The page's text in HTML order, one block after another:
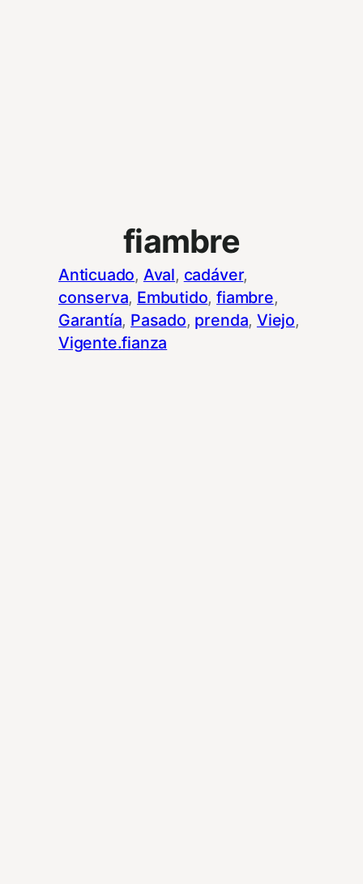
fiambre
Anticuado, Aval, cadáver
conserva, Embutido, fiambre
Garantía, Pasado, prenda, Viejo
Vigente.fianza